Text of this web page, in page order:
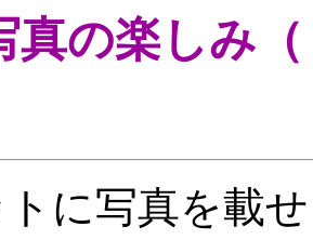
の楽しみ（
に写真を載